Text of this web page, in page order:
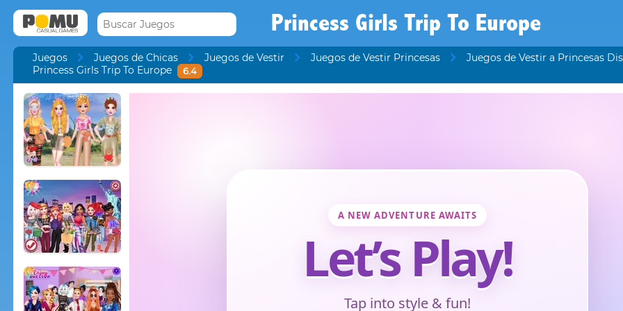
Princess Girls Trip To Europe
Juegos Juegos de Chicas Juegos de Vestir Juegos de Vestir Princesas
Juegos de Vestir a Princesas
Princess Girls Trip To Europe
6.4